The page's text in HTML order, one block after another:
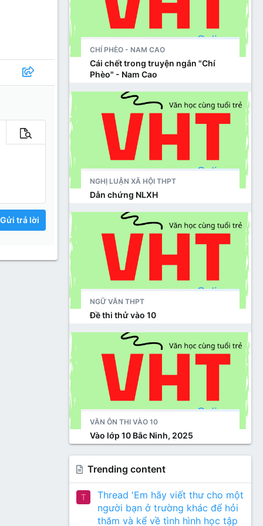
tùy chọn…
Xem trước
Gửi trả lời
CHÍ PHÈO - NAM CAO
Cái chết trong truyện ngắn "Chí
Phèo" - Nam Cao
NGHỊ LUẬN XÃ HỘI THPT
Dẫn chứng NLXH
NGỮ VĂN THPT
Đề thi thử vào 10
VĂN ÔN THI VÀO 10
Vào lớp 10 Bắc Ninh, 2025
Trending content
T
Thread 'Em hãy viết thư cho một
người bạn ở trường khác để hỏi
thăm và kể về tình hình học tập